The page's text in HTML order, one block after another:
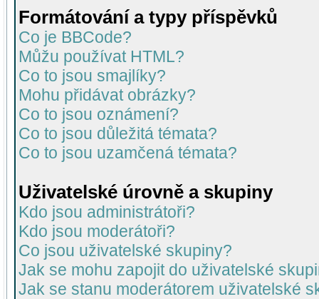
Formátování a typy příspěvků
Co je BBCode?
Můžu používat HTML?
Co to jsou smajlíky?
Mohu přidávat obrázky?
Co to jsou oznámení?
Co to jsou důležitá témata?
Co to jsou uzamčená témata?
Uživatelské úrovně a skupiny
Kdo jsou administrátoři?
Kdo jsou moderátoři?
Co jsou uživatelské skupiny?
Jak se mohu zapojit do uživatelské
Jak se stanu moderátorem uživatelské